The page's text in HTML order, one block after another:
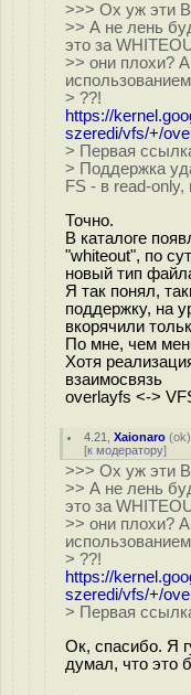
>>> Ох уж эти
>> А не лень
это за
>> они плохи?
> ??!
https://
szeredi/vfs/+/
> Первая
> Поддержка
FS - в read-only,
Точно.
В каталоге
"whiteout", по
новый тип
Я так понял,
поддержку, на
вкорячили
По мне, чем
Хотя
взаимосвязь
overlayfs <->
4.21 ,Xaionaro (ok
[к модератору]
>>> Ох уж эти
>> А не лень
это за
>> они плохи?
> ??!
https://
szeredi/vfs/+/
> Первая
Ок, спасибо. Я
думал, что это